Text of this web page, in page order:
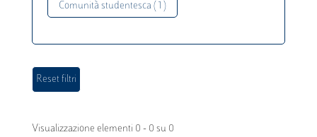
Comunità studentesca ( 1 )
Visualizzazione elementi 0 - 0 su 0